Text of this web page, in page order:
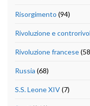
Risorgimento (94)
Rivoluzione e
Rivoluzione francese
Russia (68)
S.S. Leone XIV(7)